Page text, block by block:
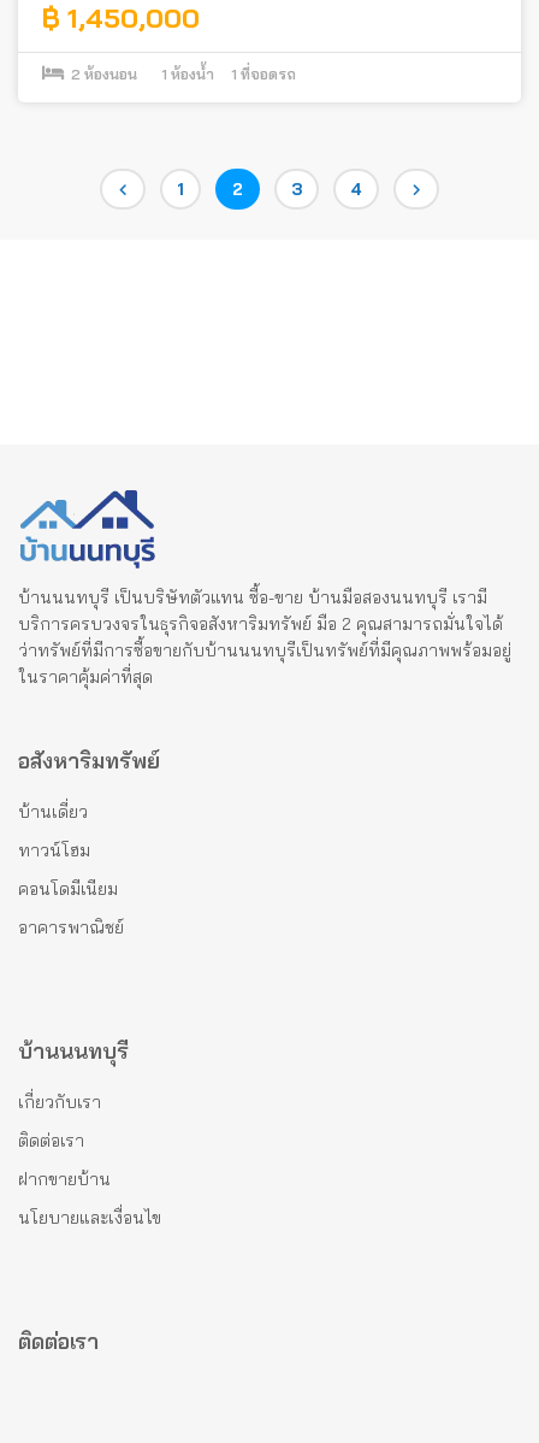
฿ 1,450,000
2 ห้องนอน 1 ห้องน้ำ 1 ที่จอดรถ
Posts
Page
1 Page
2 Page
3 Page
4
บ้านนนทบุรี เป็นบริษัทตัวแทน ซื้อ-ขาย บ้านมือสองนนทบุรี เรามี
บริการครบวงจรในธุรกิจอสังหาริมทรัพย์ มือ 2 คุณสามารถมั่นใจได้
ว่าทรัพย์ที่มีการซื้อขายกับบ้านนนทบุรีเป็นทรัพย์ที่มีคุณภาพพร้อมอยู่
ในราคาคุ้มค่าที่สุด
อสังหาริมทรัพย์
บ้านเดี่ยว
ทาวน์โฮม
คอนโดมีเนียม
อาคารพาณิชย์
บ้านนนทบุรี
เกี่ยวกับเรา
ติดต่อเรา
ฝากขายบ้าน
นโยบายและเงื่อนไข
ติดต่อเรา